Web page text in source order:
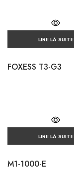
LIRE LA SUITE
FOXESS T3-G3
LIRE LA SUITE
M1-1000-E